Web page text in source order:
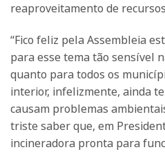
reaproveitamento de
“Fico feliz pela Assembleia
para esse tema tão sensível
quanto para todos os
interior, infelizmente, ainda
causam problemas
triste saber que, em
incineradora pronta para